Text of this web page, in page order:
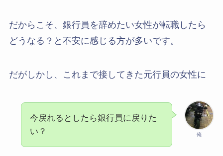
だからこそ、銀行員を辞めたい女性が転職したら
どうなる？と不安に感じる方が多いです。
だがしかし、これまで接してきた元行員の女性に
俺
今戻れるとしたら銀行員に戻りた
い？